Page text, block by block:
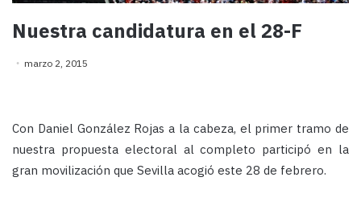
Nuestra candidatura en el 28-F
marzo 2, 2015
Con Daniel González Rojas a la cabeza, el primer tramo de
nuestra propuesta electoral al completo participó en la
gran movilización que Sevilla acogió este 28 de febrero.